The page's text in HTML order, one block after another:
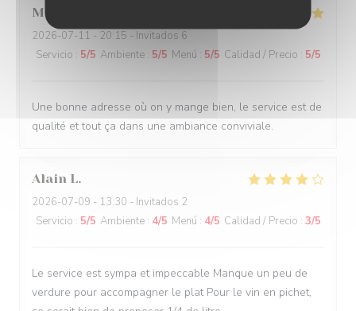
Merouane
2026-07-11 - 20:15 - Invitados 6
Servicio : 5/5 Ambiente : 5/5 Menú : 5/5 Calidad / Precio : 5/5
Une bonne adresse où on y mange bien, le service est de
qualité et tout ça dans une ambiance conviviale.
Alain L
2026-07-09 - 13:30 - Invitados 2
Servicio : 5/5 Ambiente : 4/5 Menú : 4/5 Calidad / Precio : 3/5
Le service est sympa et impeccable Manque un peu de
verdure pour accompagner le plat Pour le vin en pichet,